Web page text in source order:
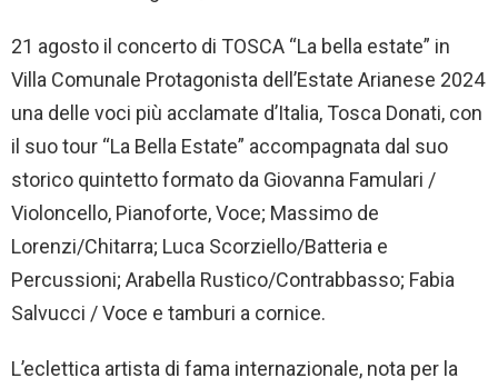
21 agosto il concerto di TOSCA “La bella estate” in
Villa Comunale Protagonista dell’Estate Arianese 2024
una delle voci più acclamate d’Italia, Tosca Donati, con
il suo tour “La Bella Estate” accompagnata dal suo
storico quintetto formato da Giovanna Famulari /
Violoncello, Pianoforte, Voce; Massimo de
Lorenzi/Chitarra; Luca Scorziello/Batteria e
Percussioni; Arabella Rustico/Contrabbasso; Fabia
Salvucci / Voce e tamburi a cornice.
L’eclettica artista di fama internazionale, nota per la